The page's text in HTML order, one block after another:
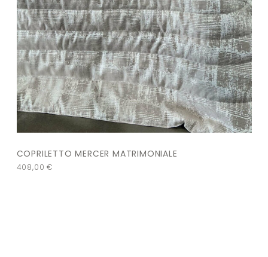
COPRILETTO MERCER MATRIMONIALE
408,00€